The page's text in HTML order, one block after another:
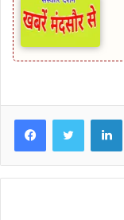
FacebookTwitter